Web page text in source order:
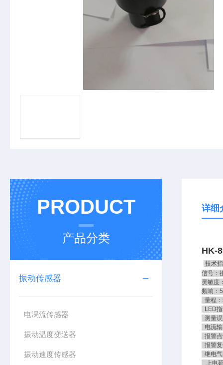
PRODUCT
产品分类
振动传感器
电涡流传感器
振动温度变送器
振动速度传感器
详细
HK-
技术
信号：
灵敏度
频响：
量程
LED
测量
电流
报警
报警
继电
上电